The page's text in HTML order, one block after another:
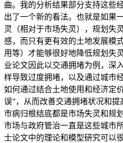
曲。我的分析结果部分支持这些
出了一个新的看法。也就是如果
灵（相对于市场失灵），规划失
感，而只有更有效的土地发展模
用等）才能够很好地降低规划失
业论文因此以交通拥堵为例，深
样导致过度拥堵，以及通过城市
如何通过结合土地使用和经济定
误”，从而改善交通拥堵状况和
市病归根结底都是市场失灵和规
市场与政府管治一直是这些城市
士论文中的理论和模型研究可以